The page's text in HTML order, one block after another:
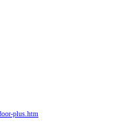
plus.htm